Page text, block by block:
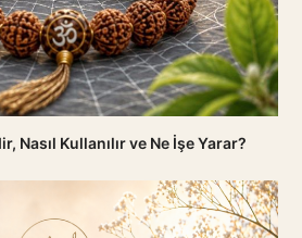
Nasıl Kullanılır ve Ne İşe Yarar?